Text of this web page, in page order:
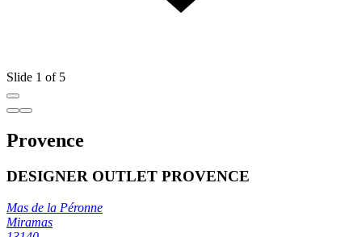
Slide 1 of 5
Provence
DESIGNER OUTLET PROVENCE
Mas de la Péronne
Miramas